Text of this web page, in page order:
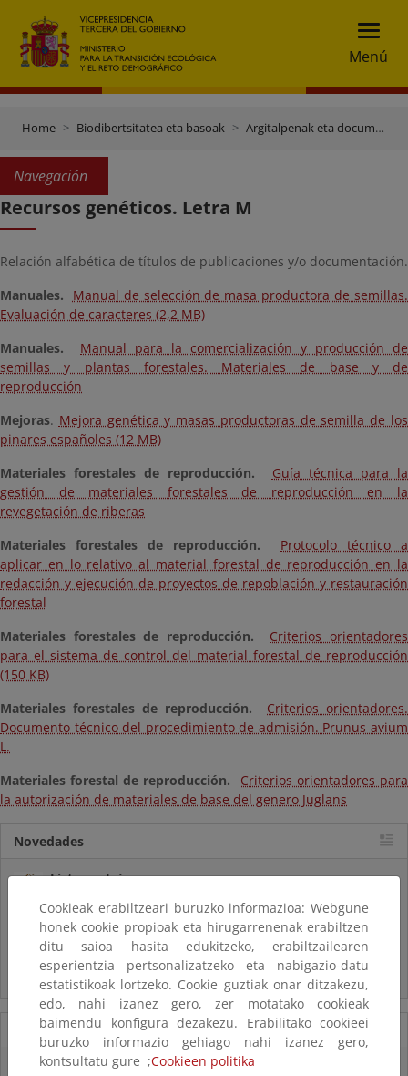
Menú
Home Biodibertsitatea eta basoak Argitalpenak eta documentaci
Navegación
Recursos genéticos. Letra M
Relación alfabética de títulos de publicaciones y/o documentación.
Manuales.
Manual de selección de masa productora de semillas.
Evaluación de caracteres (2,2 MB)
Manuales.
Manual para la comercialización y producción de
semillas y plantas forestales. Materiales de base y de
reproducción
Mejoras. Mejora genética y masas productoras de semilla de los
pinares españoles (12 MB)
Materiales forestales de reproducción.
Guía técnica para la
gestión de materiales forestales de reproducción en la
revegetación de riberas
Materiales forestales de reproducción.
Protocolo técnico a
aplicar en lo relativo al material forestal de reproducción en la
redacción y ejecución de proyectos de repoblación y restauración
forestal
Materiales forestales de reproducción.
Criterios orientadores
para el sistema de control del material forestal de reproducción
(150 KB)
Materiales forestales de reproducción.
Criterios orientadores.
Documento técnico del procedimiento de admisión. Prunus avium
L.
Materiales forestal de reproducción.
Criterios orientadores para
la autorización de materiales de base del genero Juglans
Novedades
Listas patrón
El MITECO revisa y actualiza la Lista Patrón de las especies
silvestres presentes en España
Preguntas frecuentes...
Acceso a los recursos genéticos y reparto de beneficios
07/08/2025
El censo de aves del Parque Nacional de las Tablas bate récords históricos
Cookieak erabiltzeari buruzko informazioa: Webgune
honek cookie propioak eta hirugarrenenak erabiltzen
ditu saioa hasita edukitzeko, erabiltzailearen
esperientzia pertsonalizatzeko eta nabigazio-datu
estatistikoak lortzeko. Cookie guztiak onar ditzakezu,
edo, nahi izanez gero, zer motatako cookieak
baimendu konfigura dezakezu. Erabilitako cookieei
buruzko informazio gehiago nahi izanez gero,
kontsultatu gure ;Cookieen politika